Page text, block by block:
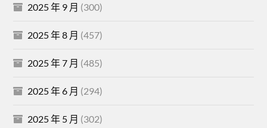
2025 年 9 月 (300)
2025 年 8 月 (457)
2025 年 7 月 (485)
2025 年 6 月 (294)
2025 年 5 月 (302)